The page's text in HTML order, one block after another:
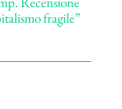
fragile”